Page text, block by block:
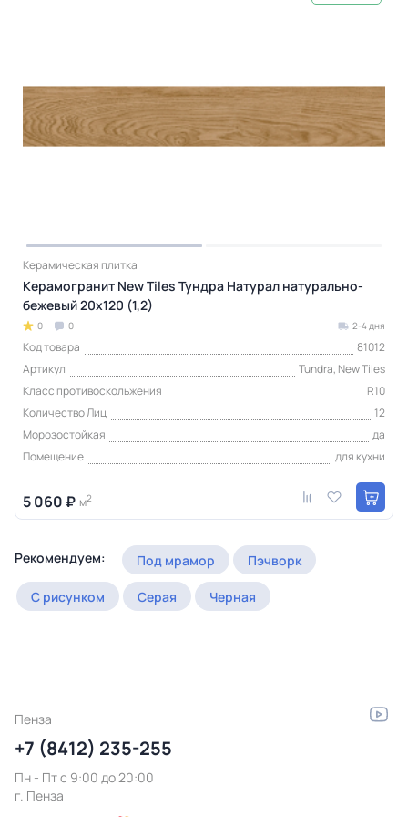
Керамическая плитка
Керамогранит New Tiles Тундра Натурал натурально-
бежевый 20x120 (1,2)
0 0 2-4 дня
Код товара
81012
Артикул
Tundra, New Tiles
Класс противоскольжения
R10
Количество Лиц
12
Морозостойкая
да
Помещение
для кухни
5 060 ₽ м2
Рекомендуем: Под мрамор Пэчворк
С рисунком Серая Черная
Пенза
+7 (8412) 235-255
Пн - Пт c 9:00 до 20:00
г. Пенза